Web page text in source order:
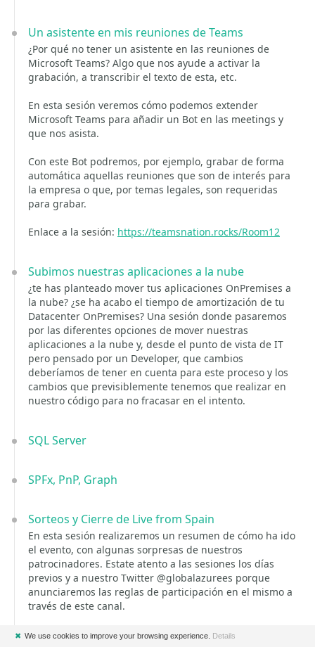
Un asistente en mis reuniones de Teams
¿Por qué no tener un asistente en las reuniones de
Microsoft Teams? Algo que nos ayude a activar la
grabación, a transcribir el texto de esta, etc.
En esta sesión veremos cómo podemos extender
Microsoft Teams para añadir un Bot en las meetings y
que nos asista.
Con este Bot podremos, por ejemplo, grabar de forma
automática aquellas reuniones que son de interés para
la empresa o que, por temas legales, son requeridas
para grabar.
Enlace a la sesión: https://teamsnation.rocks/Room12
Subimos nuestras aplicaciones a la nube
¿te has planteado mover tus aplicaciones OnPremises a
la nube? ¿se ha acabo el tiempo de amortización de tu
Datacenter OnPremises? Una sesión donde pasaremos
por las diferentes opciones de mover nuestras
aplicaciones a la nube y, desde el punto de vista de IT
pero pensado por un Developer, que cambios
deberíamos de tener en cuenta para este proceso y los
cambios que previsiblemente tenemos que realizar en
nuestro código para no fracasar en el intento.
SQL Server
SPFx, PnP, Graph
Sorteos y Cierre de Live from Spain
En esta sesión realizaremos un resumen de cómo ha ido
el evento, con algunas sorpresas de nuestros
patrocinadores. Estate atento a las sesiones los días
previos y a nuestro Twitter @globalazurees porque
anunciaremos las reglas de participación en el mismo a
través de este canal.
✖ We use cookies to improve your browsing experience. Details